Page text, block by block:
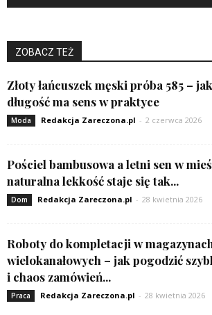
ZOBACZ TEŻ
Złoty łańcuszek męski próba 585 –
długość ma sens w praktyce
Moda Redakcja Zareczona.pl - 2 czerwca 2026
Pościel bambusowa a letni sen w
naturalna lekkość staje się tak...
Dom Redakcja Zareczona.pl - 28 kwietnia 2026
Roboty do kompletacji w
wielokanałowych – jak pogodzić
i chaos zamówień...
Praca Redakcja Zareczona.pl - 28 kwietnia 2026